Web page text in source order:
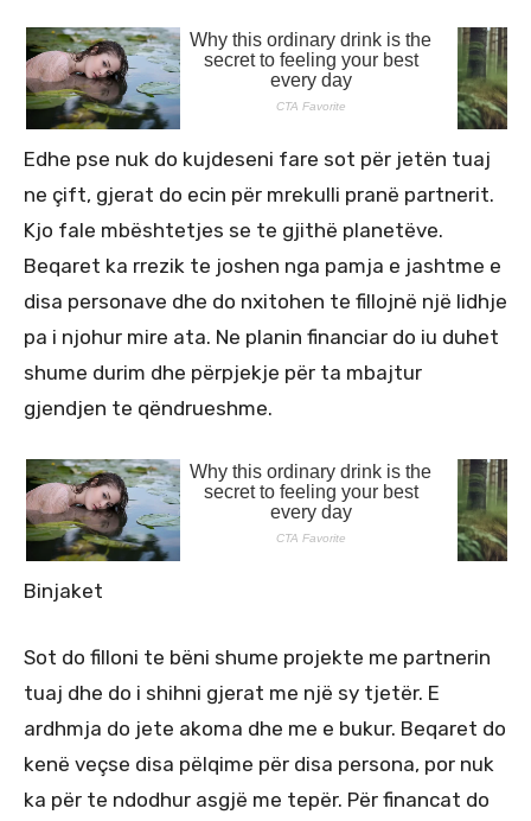
Edhe pse nuk do kujdeseni fare sot për jetën tuaj
ne çift, gjerat do ecin për mrekulli pranë partnerit.
Kjo fale mbështetjes se te gjithë planetëve.
Beqaret ka rrezik te joshen nga pamja e jashtme e
disa personave dhe do nxitohen te fillojnë një lidhje
pa i njohur mire ata. Ne planin financiar do iu duhet
shume durim dhe përpjekje për ta mbajtur
gjendjen te qëndrueshme.
Binjaket
Sot do filloni te bëni shume projekte me partnerin
tuaj dhe do i shihni gjerat me një sy tjetër. E
ardhmja do jete akoma dhe me e bukur. Beqaret do
kenë veçse disa pëlqime për disa persona, por nuk
ka për te ndodhur asgjë me tepër. Për financat do